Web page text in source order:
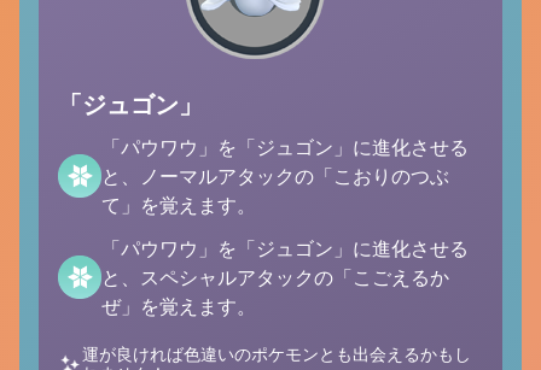
「ジュゴン」
「パウワウ」を「ジュゴン」に進化させる
と、ノーマルアタックの「こおりのつぶ
て」を覚えます。
「パウワウ」を「ジュゴン」に進化させる
と、スペシャルアタックの「こごえるか
ぜ」を覚えます。
運が良ければ色違いのポケモンとも出会えるかもし